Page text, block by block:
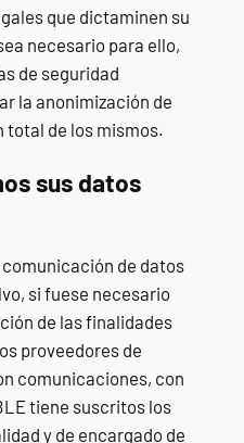
que dictaminen su
necesario para ello,
de seguridad
la anonimización de
total de los mismos.
sus datos
de datos
si fuese necesario
de las finalidades
proveedores de
comunicaciones, con
tiene suscritos los
y de encargado de